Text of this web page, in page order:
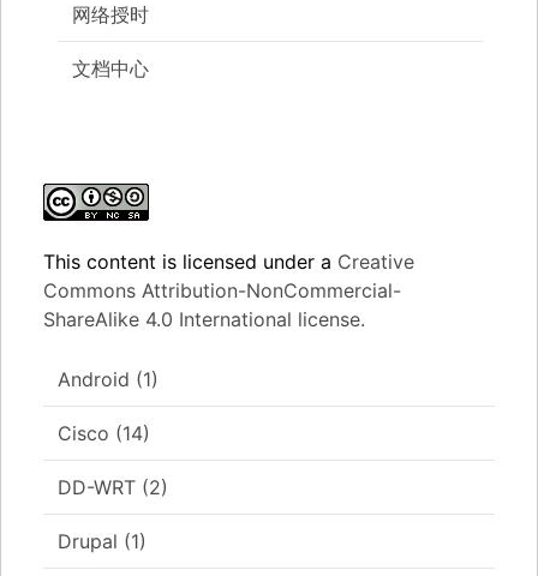
网络授时
文档中心
This content is licensed under a Creative
Commons Attribution-NonCommercial-
ShareAlike 4.0 International license.
Android (1)
Cisco (14)
DD-WRT (2)
Drupal (1)